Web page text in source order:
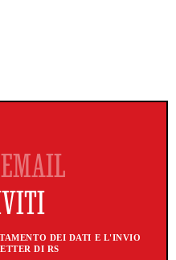
DEI DATI E L'INVIO
DI RS